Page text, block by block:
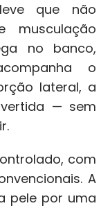
que não
musculação
no banco,
o
lateral, a
— sem
com
A
pele por uma